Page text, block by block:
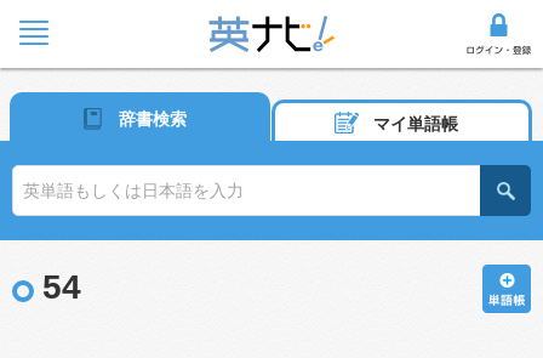
辞書検索 マイ単語帳
54